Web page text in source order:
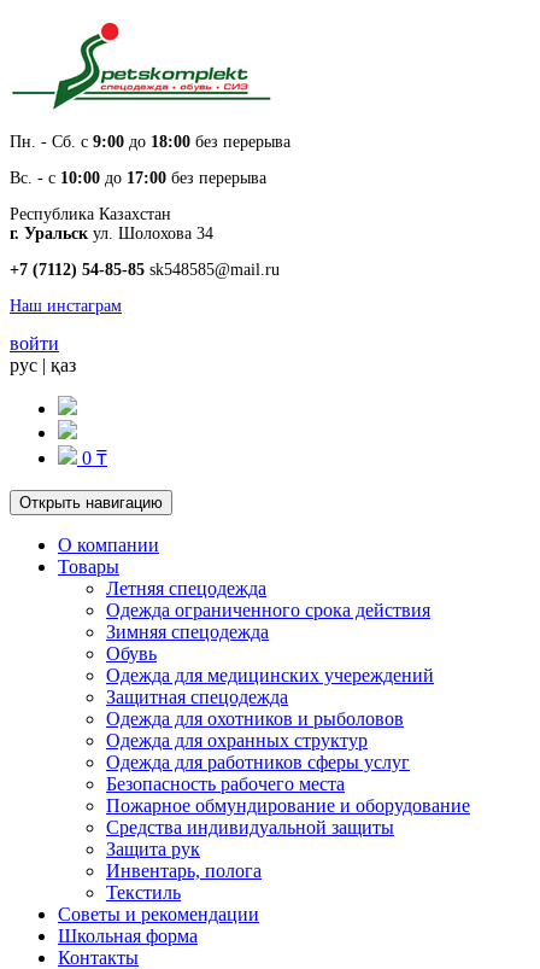
Пн. - Cб. с 9:00 до 18:00 без перерыва
Вс. - с 10:00 до 17:00 без перерыва
Республика Казахстан
г. Уральск ул. Шолохова 34
+7 (7112) 54-85-85 sk548585@mail.ru
Наш инстаграм
войти
рус | қаз
0 ₸
Открыть навигацию
О компании
Товары
Летняя спецодежда
Одежда ограниченного срока действия
Зимняя спецодежда
Обувь
Одежда для медицинских учереждений
Защитная спецодежда
Одежда для охотников и рыболовов
Одежда для охранных структур
Одежда для работников сферы услуг
Безопасность рабочего места
Пожарное обмундирование и оборудование
Средства индивидуальной защиты
Защита рук
Инвентарь, полога
Текстиль
Советы и рекомендации
Школьная форма
Контакты